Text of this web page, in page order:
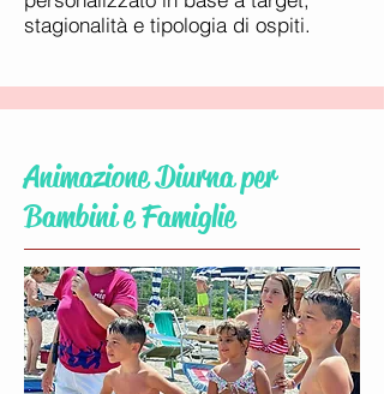
stagionalità e tipologia di ospiti.
Animazione Diurna per
Bambini e Famiglie